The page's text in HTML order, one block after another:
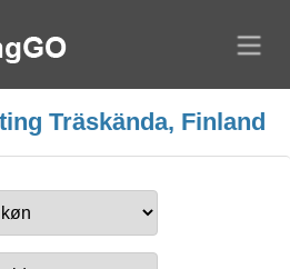
Träskända, Finland